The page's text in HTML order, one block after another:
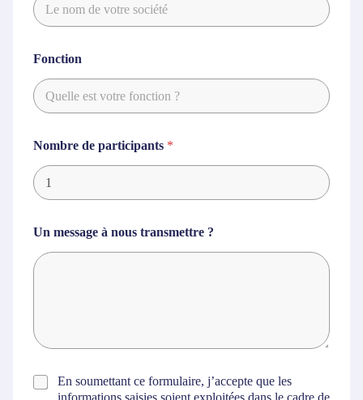
Fonction
Nombre de participants *
Un message à nous transmettre ?
C
En soumettant ce formulaire, j’accepte que les